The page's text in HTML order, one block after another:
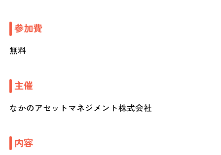
参加費
無料
主催
なかのアセットマネジメント株式会社
内容